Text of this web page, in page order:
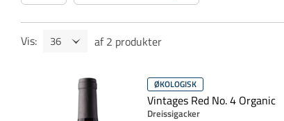
Vis: af 2 produkter
ØKOLOGISK
Vintages Red No. 4 Organic
Dreissigacker